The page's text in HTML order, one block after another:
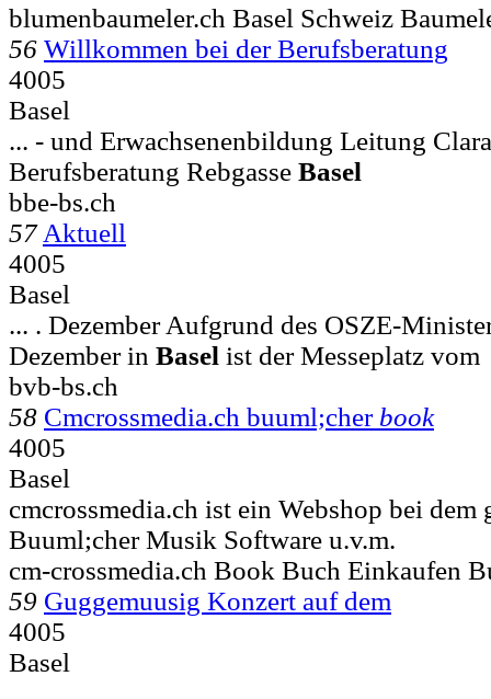
blumenbaumeler.ch Basel Schweiz
56 Willkommen bei der Berufsberatung
4005
Basel
... - und Erwachsenenbildung Leitung
Berufsberatung Rebgasse Basel
bbe-bs.ch
57 Aktuell
4005
Basel
... . Dezember Aufgrund des OSZE-
Dezember in Basel ist der Messeplatz vom
bvb-bs.ch
58 Cmcrossmedia.ch buuml;cher book
4005
Basel
cmcrossmedia.ch ist ein Webshop bei dem
Buuml;cher Musik Software u.v.m.
cm-crossmedia.ch Book Buch Einkaufen
59 Guggemuusig Konzert auf dem
4005
Basel